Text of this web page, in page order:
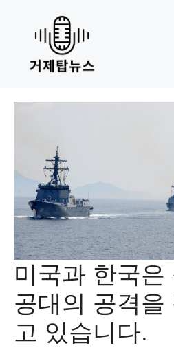
content
미국과 한국은
공대의 공격을
고 있습니다.